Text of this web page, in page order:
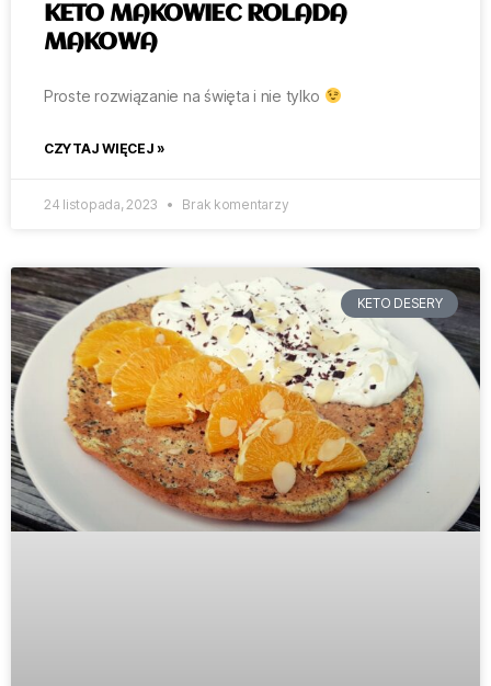
KETO MAKOWIEC ROLADA
MAKOWA
Proste rozwiązanie na święta i nie tylko
CZYTAJ WIĘCEJ »
24 listopada, 2023 Brak komentarzy
KETO DESERY